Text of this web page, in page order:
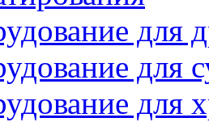
для
для
для